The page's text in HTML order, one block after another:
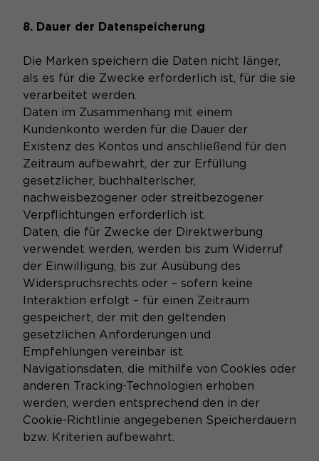
8. Dauer der Datenspeicherung
Die Marken speichern die Daten nicht länger,
als es für die Zwecke erforderlich ist, für die sie
verarbeitet werden.
Daten im Zusammenhang mit einem
Kundenkonto werden für die Dauer der
Existenz des Kontos und anschließend für den
Zeitraum aufbewahrt, der zur Erfüllung
gesetzlicher, buchhalterischer,
nachweisbezogener oder streitbezogener
Verpflichtungen erforderlich ist.
Daten, die für Zwecke der Direktwerbung
verwendet werden, werden bis zum Widerruf
der Einwilligung, bis zur Ausübung des
Widerspruchsrechts oder – sofern keine
Interaktion erfolgt – für einen Zeitraum
gespeichert, der mit den geltenden
gesetzlichen Anforderungen und
Empfehlungen vereinbar ist.
Navigationsdaten, die mithilfe von Cookies oder
anderen Tracking-Technologien erhoben
werden, werden entsprechend den in der
Cookie-Richtlinie angegebenen Speicherdauern
bzw. Kriterien aufbewahrt.